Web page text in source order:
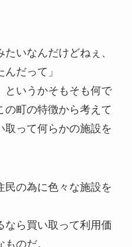
たいなんだけどねぇ、
だって」
いうかそもそも何で
町の特徴から考えて
取って何らかの施設を
民の為に色々な施設を
なら買い取って利用価
のだ。